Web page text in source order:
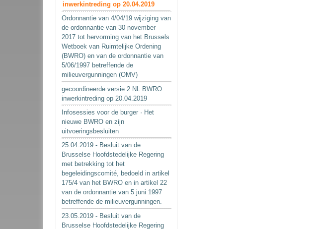
inwerkintreding op 20.04.2019
Ordonnantie van 4/04/19 wijziging van
de ordonnantie van 30 november
2017 tot hervorming van het Brussels
Wetboek van Ruimtelijke Ordening
(BWRO) en van de ordonnantie van
5/06/1997 betreffende de
milieuvergunningen (OMV)
gecoordineerde versie 2 NL BWRO
inwerkintreding op 20.04.2019
Infosessies voor de burger · Het
nieuwe BWRO en zijn
uitvoeringsbesluiten
25.04.2019 - Besluit van de
Brusselse Hoofdstedelijke Regering
met betrekking tot het
begeleidingscomité, bedoeld in artikel
175/4 van het BWRO en in artikel 22
van de ordonnantie van 5 juni 1997
betreffende de milieuvergunningen.
23.05.2019 - Besluit van de
Brusselse Hoofdstedelijke Regering